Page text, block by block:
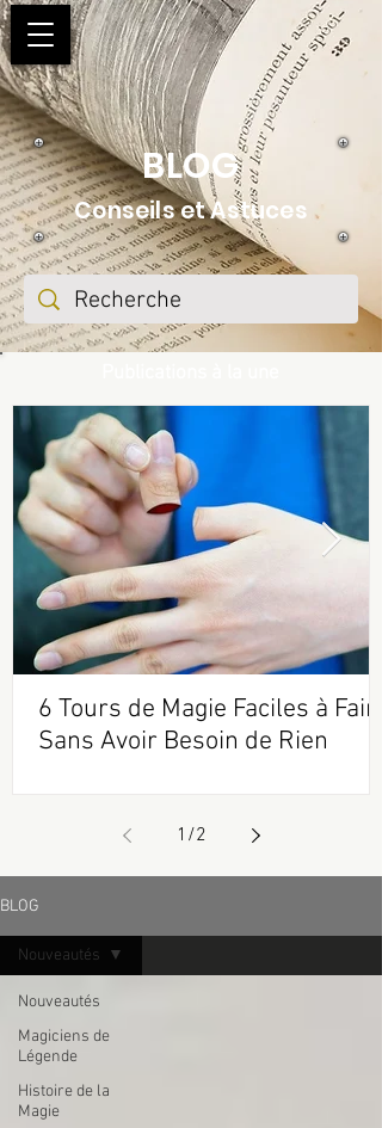
BLOG
Conseils et Astuces
6 Tours de Magie Faciles à Faire
Sans Avoir Besoin de Rien
1 /2
BLOG
Nouveautés
Magiciens de
Légende
Histoire de la
Magie
Nouveautés